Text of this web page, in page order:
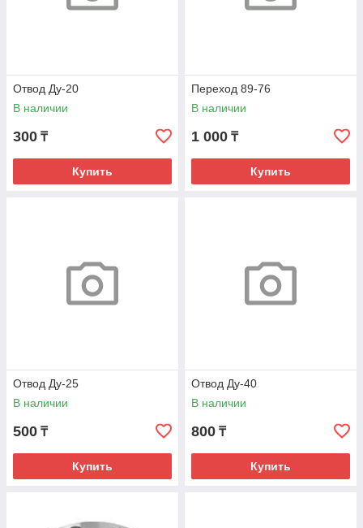
Отвод Ду-20
В наличии
300 ₸
Купить
Переход 89-76
В наличии
1 000 ₸
Купить
Отвод Ду-25
В наличии
500 ₸
Купить
Отвод Ду-40
В наличии
800 ₸
Купить